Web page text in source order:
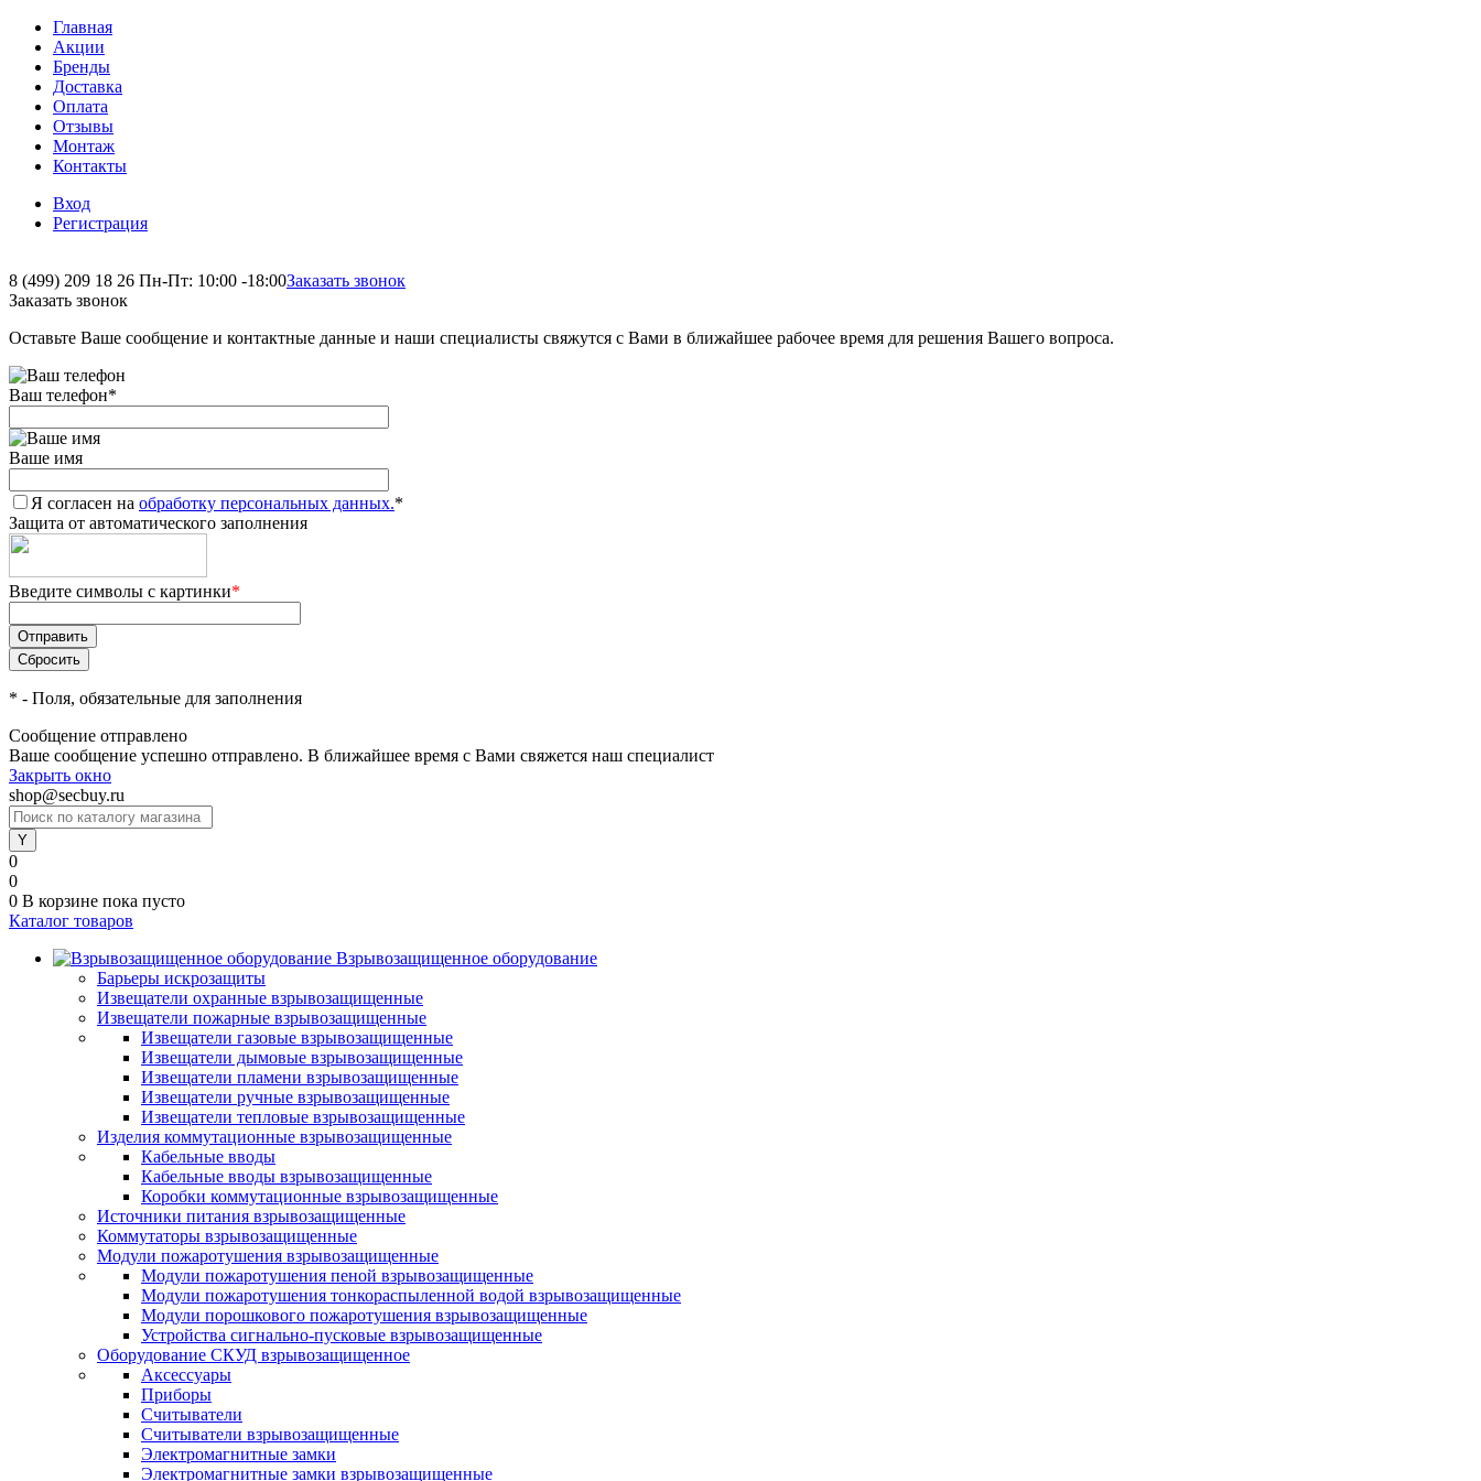
Главная
Акции
Бренды
Доставка
Оплата
Отзывы
Монтаж
Контакты
Вход
Регистрация
8 (499) 209 18 26 Пн-Пт: 10:00 -18:00Заказать звонок
Заказать звонок
Оставьте Ваше сообщение и контактные данные и наши специалисты свяжутся с Вами в ближайшее рабочее время для решения Вашего вопроса.
Ваш телефон*
Ваше имя
Я согласен на обработку персональных данных.*
Защита от автоматического заполнения
Введите символы с картинки*
* - Поля, обязательные для заполнения
Сообщение отправлено
Ваше сообщение успешно отправлено. В ближайшее время с Вами свяжется наш специалист
Закрыть окно
shop@secbuy.ru
0
0
0 В корзине пока пусто
Каталог товаров
Взрывозащищенное оборудование
Барьеры искрозащиты
Извещатели охранные взрывозащищенные
Извещатели пожарные взрывозащищенные
Извещатели газовые взрывозащищенные
Извещатели дымовые взрывозащищенные
Извещатели пламени взрывозащищенные
Извещатели ручные взрывозащищенные
Извещатели тепловые взрывозащищенные
Изделия коммутационные взрывозащищенные
Кабельные вводы
Кабельные вводы взрывозащищенные
Коробки коммутационные взрывозащищенные
Источники питания взрывозащищенные
Коммутаторы взрывозащищенные
Модули пожаротушения взрывозащищенные
Модули пожаротушения пеной взрывозащищенные
Модули пожаротушения тонкораспыленной водой взрывозащищенные
Модули порошкового пожаротушения взрывозащищенные
Устройства сигнально-пусковые взрывозащищенные
Оборудование СКУД взрывозащищенное
Аксессуары
Приборы
Считыватели
Считыватели взрывозащищенные
Электромагнитные замки
Электромагнитные замки взрывозащищенные